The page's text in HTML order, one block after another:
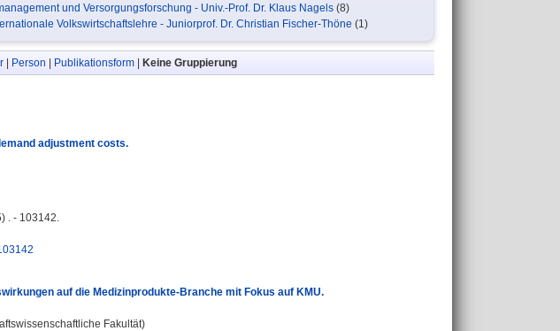
und Versorgungsforschung - Univ.-Prof. Dr. Klaus Nagels (8)
Volkswirtschaftslehre - Juniorprof. Dr. Christian Fischer-Thöne (1)
Person Publikationsform Keine Gruppierung
adjustment costs.
. - 103142.
auf die Medizinprodukte-Branche mit Fokus auf KMU.
Fakultät)